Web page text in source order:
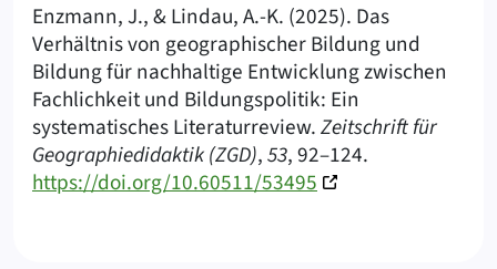
Enzmann, J., & Lindau, A.-K. (2025). Das
Verhältnis von geographischer Bildung und
Bildung für nachhaltige Entwicklung zwischen
Fachlichkeit und Bildungspolitik: Ein
systematisches Literaturreview.Zeitschrift für
Geographiedidaktik (ZGD),53, 92–124.
https://doi.org/10.60511/53495